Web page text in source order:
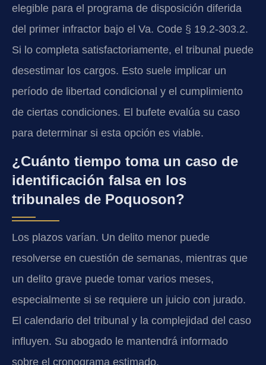
elegible para el programa de disposición diferida
del primer infractor bajo el Va. Code § 19.2-303.2.
Si lo completa satisfactoriamente, el tribunal puede
desestimar los cargos. Esto suele implicar un
período de libertad condicional y el cumplimiento
de ciertas condiciones. El bufete evalúa su caso
para determinar si esta opción es viable.
¿Cuánto tiempo toma un caso de
identificación falsa en los
tribunales de Poquoson?
Los plazos varían. Un delito menor puede
resolverse en cuestión de semanas, mientras que
un delito grave puede tomar varios meses,
especialmente si se requiere un juicio con jurado.
El calendario del tribunal y la complejidad del caso
influyen. Su abogado le mantendrá informado
sobre el cronograma estimado.